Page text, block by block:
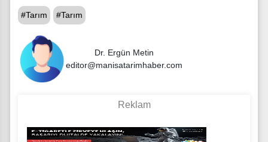
#Tarım #Tarım
Dr. Ergün Metin
editor@manisatarimhaber.com